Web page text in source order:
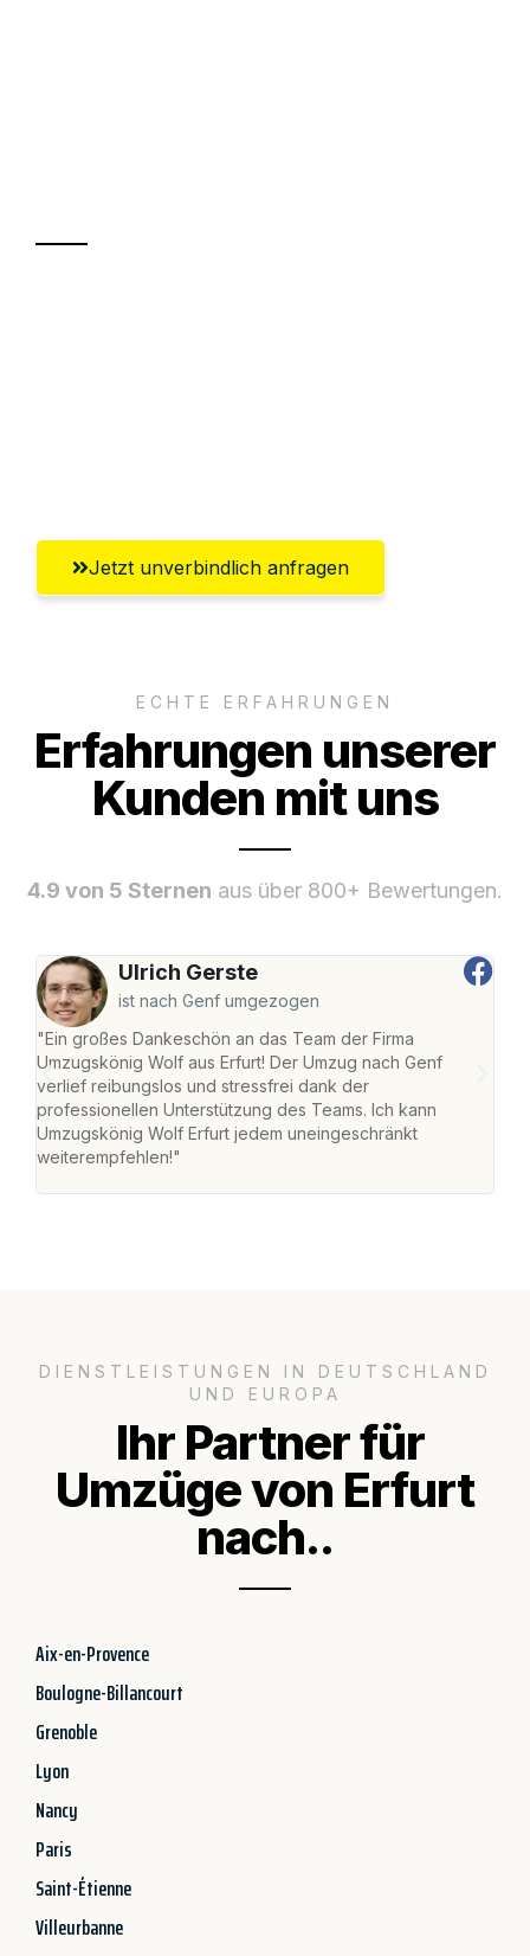
Jetzt unverbindlich anfragen
ECHTE ERFAHRUNGEN
Erfahrungen unserer
Kunden mit uns
4.9 von 5 Sternen aus über 800+ Bewertungen.
Ulrich Gerste
ist nach Genf umgezogen
"Ein großes Dankeschön an das Team der Firma
Umzugskönig Wolf aus Erfurt! Der Umzug nach Genf
verlief reibungslos und stressfrei dank der
professionellen Unterstützung des Teams. Ich kann
Umzugskönig Wolf Erfurt jedem uneingeschränkt
weiterempfehlen!"
DIENSTLEISTUNGEN IN DEUTSCHLAND
UND EUROPA
Ihr Partner für
Umzüge von Erfurt
nach..
Aix-en-Provence
Boulogne-Billancourt
Grenoble
Lyon
Nancy
Paris
Saint-Étienne
Villeurbanne